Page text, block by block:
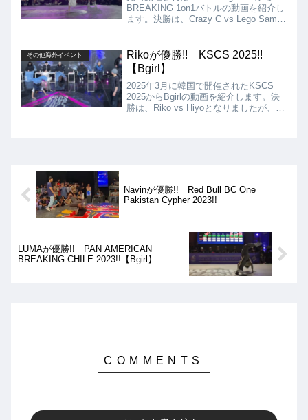
BREAKING 1on1バトルの動画を紹介し
ます。決勝は、Crazy C vs Lego Samと
その他海外イベント
Rikoが優勝!! KSCS 2025!!
【Bgirl】
2025年3月に韓国で開催されたKSCS
2025からBgirlの動画を紹介します。決
勝は、Riko vs Hiyoとなりましたが、結
Navinが優勝!! Red Bull BC One
Pakistan Cypher 2023!!
LUMAが優勝!! PAN AMERICAN
BREAKING CHILE 2023!!【Bgirl】